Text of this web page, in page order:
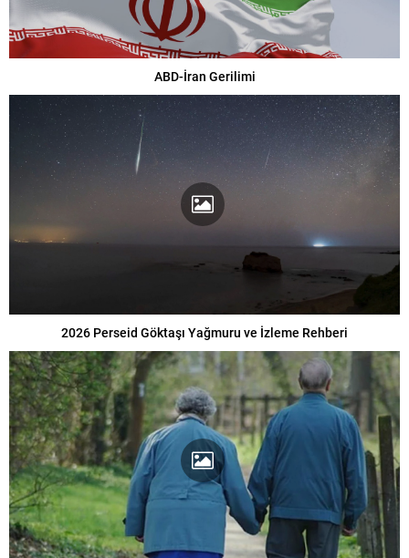
ABD-İran Gerilimi
2026 Perseid Göktaşı Yağmuru ve İzleme Rehberi